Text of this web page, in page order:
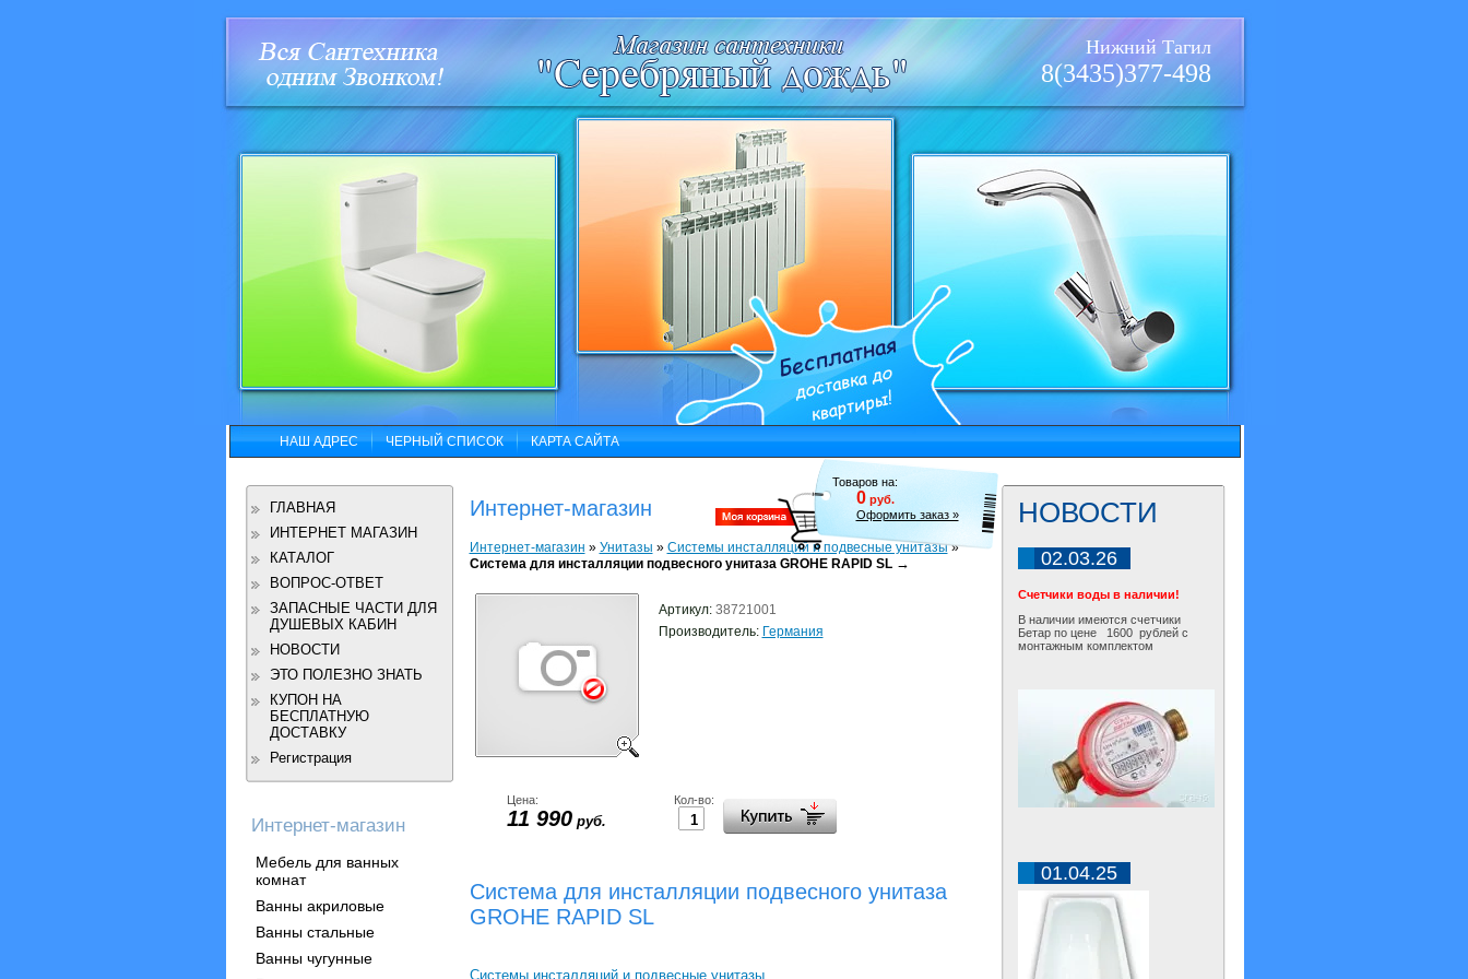
Нижний Тагил
8(3435)377-498
НАШ АДРЕС ЧЕРНЫЙ СПИСОК КАРТА САЙТА
ГЛАВНАЯ
ИНТЕРНЕТ МАГАЗИН
КАТАЛОГ
ВОПРОС-ОТВЕТ
ЗАПАСНЫЕ ЧАСТИ ДЛЯ
ДУШЕВЫХ КАБИН
НОВОСТИ
ЭТО ПОЛЕЗНО ЗНАТЬ
КУПОН НА
БЕСПЛАТНУЮ
ДОСТАВКУ
Регистрация
Интернет-магазин
Мебель для ванных
комнат
Ванны акриловые
Ванны стальные
Ванны чугунные
Товаров на:
0руб.
Оформить заказ »
Интернет-магазин
Интернет-магазин » Унитазы » Системы инсталляций и подвесные унитазы»
Система для инсталляции подвесного унитаза GROHE RAPID SL →
Артикул: 38721001
Производитель: Германия
Кол-во:
Цена:
11 990руб.
Система для инсталляции подвесного унитаза
GROHE RAPID SL
Системы инсталляций и подвесные унитазы
НОВОСТИ
02.03.26
Счетчики воды в наличии!
В наличии имеются счетчики
Бетар по цене 1600 рублей с
монтажным комплектом
01.04.25